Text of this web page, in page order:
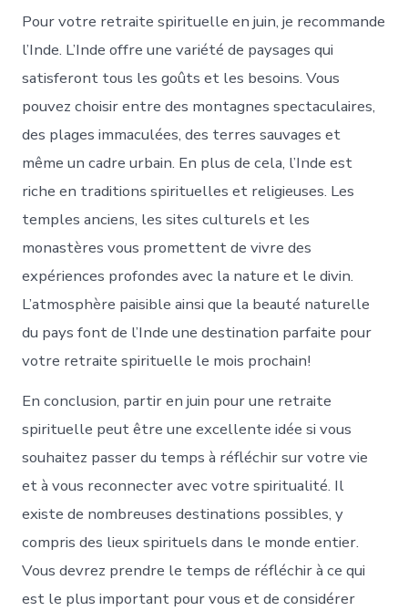
Pour votre retraite spirituelle en juin, je recommande
l’Inde. L’Inde offre une variété de paysages qui
satisferont tous les goûts et les besoins. Vous
pouvez choisir entre des montagnes spectaculaires,
des plages immaculées, des terres sauvages et
même un cadre urbain. En plus de cela, l’Inde est
riche en traditions spirituelles et religieuses. Les
temples anciens, les sites culturels et les
monastères vous promettent de vivre des
expériences profondes avec la nature et le divin.
L’atmosphère paisible ainsi que la beauté naturelle
du pays font de l’Inde une destination parfaite pour
votre retraite spirituelle le mois prochain!
En conclusion, partir en juin pour une retraite
spirituelle peut être une excellente idée si vous
souhaitez passer du temps à réfléchir sur votre vie
et à vous reconnecter avec votre spiritualité. Il
existe de nombreuses destinations possibles, y
compris des lieux spirituels dans le monde entier.
Vous devrez prendre le temps de réfléchir à ce qui
est le plus important pour vous et de considérer